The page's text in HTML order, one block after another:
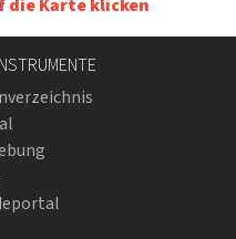
die Karte klicken